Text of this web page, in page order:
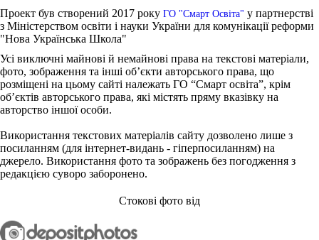
Проект був створений 2017 року ГО "Смарт Освіта" у партнерстві
з Міністерством освіти і науки України для комунікації реформи
"Нова Українська Школа"
Усі виключні майнові й немайнові права на текстові матеріали,
фото, зображення та інші об’єкти авторського права, що
розміщені на цьому сайті належать ГО “Смарт освіта”, крім
об’єктів авторського права, які містять пряму вказівку на
авторство іншої особи.
Використання текстових матеріалів сайту дозволено лише з
посиланням (для інтернет-видань - гіперпосиланням) на
джерело. Використання фото та зображень без погодження з
редакцією суворо заборонено.
Стокові фото від